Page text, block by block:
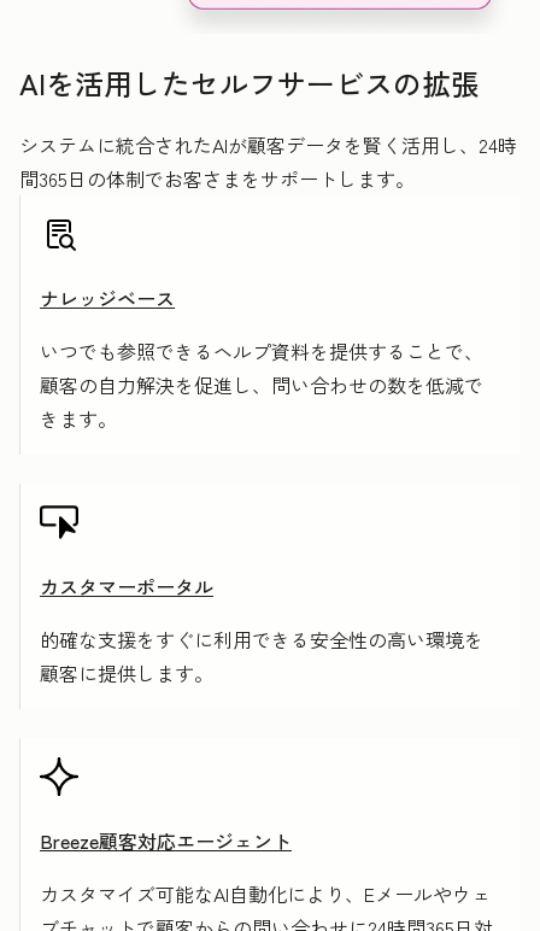
AIを活用したセルフサービスの拡張
システムに統合されたAIが顧客データを賢く活用し、24時
間365日の体制でお客さまをサポートします。
ナレッジベース
いつでも参照できるヘルプ資料を提供することで、
顧客の自力解決を促進し、問い合わせの数を低減で
きます。
カスタマーポータル
的確な支援をすぐに利用できる安全性の高い環境を
顧客に提供します。
Breeze顧客対応エージェント
カスタマイズ可能なAI自動化により、Eメールやウェ